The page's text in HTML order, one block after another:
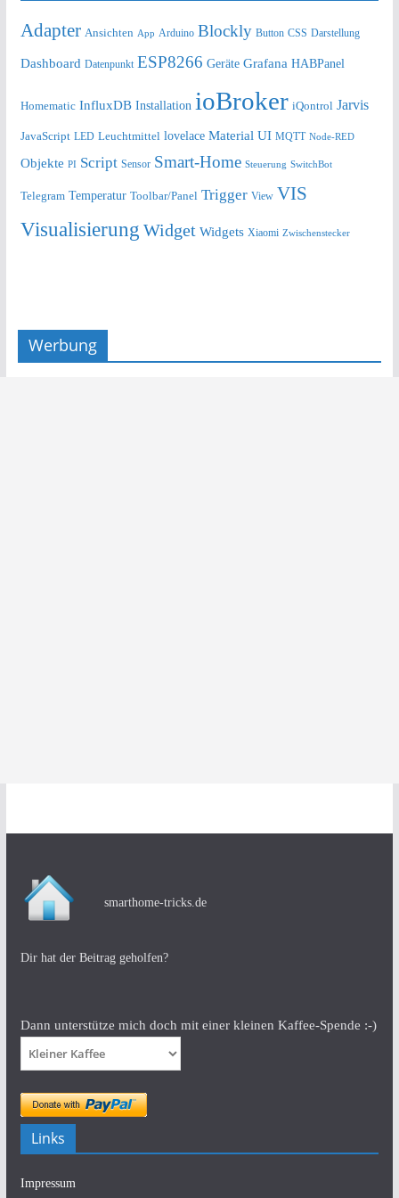
Adapter Ansichten App Arduino Blockly Button CSS Darstellung
Dashboard Datenpunkt ESP8266 Geräte Grafana HABPanel
Homematic InfluxDB Installation ioBroker iQontrol Jarvis
JavaScript LED Leuchtmittel lovelace Material UI MQTT Node-RED
Objekte PI Script Sensor Smart-Home Steuerung SwitchBot
Telegram Temperatur Toolbar/Panel Trigger View VIS
Visualisierung Widget Widgets Xiaomi Zwischenstecker
Werbung
smarthome-tricks.de
Dir hat der Beitrag geholfen?
Dann unterstütze mich doch mit einer kleinen Kaffee-Spende :-)
Links
Impressum